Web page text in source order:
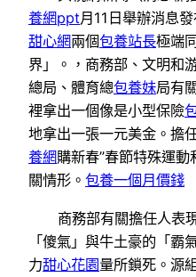
養網ppt月11日舉辦消息
甜心網兩個包養站長極端
界」。，商務部、文明和
總局、體育總包養妹局有
裡拿出一個像是小型保險
地拿出一張一元美金。擔
養網購新春”春節特殊運動
關情形。 包養一個月價錢
商務部有關擔任人表
「傻氣」與牛土豪的「霸
力甜心花園量所鎖死。源